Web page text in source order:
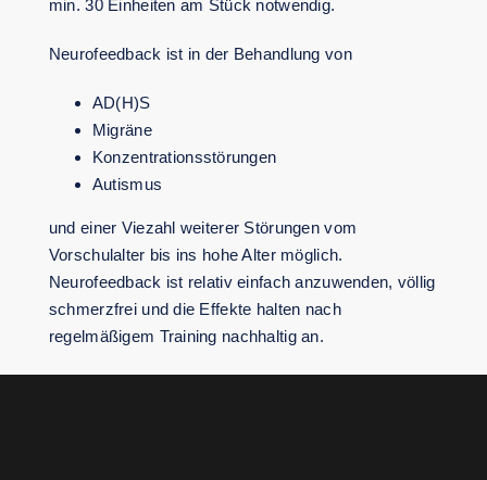
min. 30 Einheiten am Stück notwendig.
Neurofeedback ist in der Behandlung von
AD(H)S
Migräne
Konzentrationsstörungen
Autismus
und einer Viezahl weiterer Störungen vom
Vorschulalter bis ins hohe Alter möglich.
Neurofeedback ist relativ einfach anzuwenden, völlig
schmerzfrei und die Effekte halten nach
regelmäßigem Training nachhaltig an.